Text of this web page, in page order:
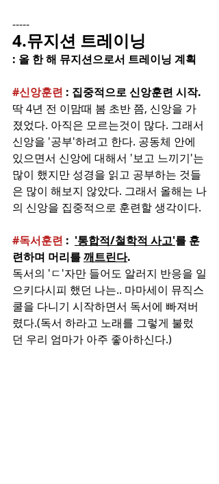
-----
4.뮤지션 트레이닝
: 올 한 해 뮤지션으로서 트레이닝 계획
#신앙훈련 : 집중적으로 신앙훈련 시작.
딱 4년 전 이맘때 봄 초반 쯤, 신앙을 가
졌었다. 아직은 모르는것이 많다. 그래서
신앙을 '공부'하려고 한다. 공동체 안에
있으면서 신앙에 대해서 '보고 느끼기'는
많이 했지만 성경을 읽고 공부하는 것들
은 많이 해보지 않았다. 그래서 올해는 나
의 신앙을 집중적으로 훈련할 생각이다.
#독서훈련 : '통합적/철학적 사고'를 훈
련하며 머리를 깨트린다.
독서의 'ㄷ'자만 들어도 알러지 반응을 일
으키다시피 했던 나는.. 마마세이 뮤직스
쿨을 다니기 시작하면서 독서에 빠져버
렸다.(독서 하라고 노래를 그렇게 불렀
던 우리 엄마가 아주 좋아하신다.)